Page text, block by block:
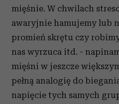
mięśnie. W chwilach
awaryjnie hamujemy lub
promień skrętu czy
nas wyrzuca itd. -
mięśni w jeszcze
pełną analogię do
napięcie tych samych